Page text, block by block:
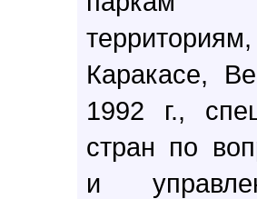
Каракасе,
1992 г.,
стран по
и